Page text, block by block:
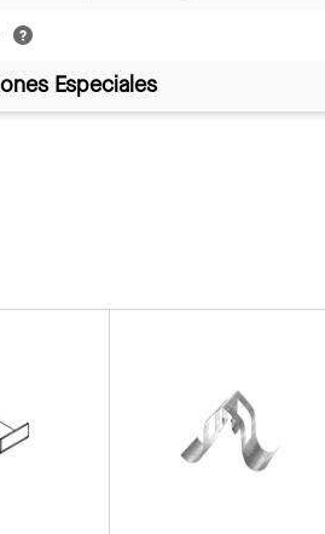
Especiales